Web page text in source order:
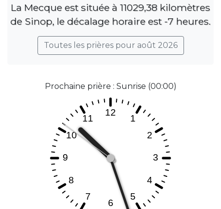
La Mecque est située à 11029,38 kilomètres
de Sinop, le décalage horaire est -7 heures.
Toutes les prières pour août 2026
Prochaine prière : Sunrise (00:00)